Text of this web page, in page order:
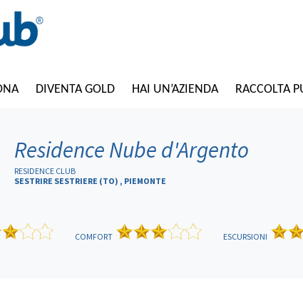
DIVENTA GOLD HAI UN’AZIENDA RACCOLTA
Residence Nube d'Argento
RESIDENCE CLUB
SESTRIRE SESTRIERE (TO) , PIEMONTE
COMFORT ESCURSIONI